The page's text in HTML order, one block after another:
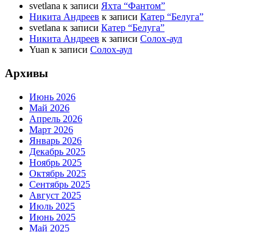
svetlana к записи Яхта “Фантом”
Никита Андреев к записи Катер “Белуга”
svetlana к записи Катер “Белуга”
Никита Андреев к записи Солох-аул
Yuan к записи Солох-аул
Архивы
Июнь 2026
Май 2026
Апрель 2026
Март 2026
Январь 2026
Декабрь 2025
Ноябрь 2025
Октябрь 2025
Сентябрь 2025
Август 2025
Июль 2025
Июнь 2025
Май 2025